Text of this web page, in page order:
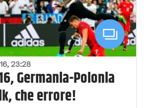
23:28
Germania-Polonia
che errore!